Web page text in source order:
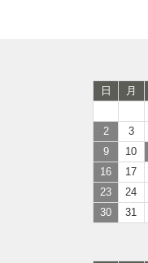
日 月
2
3
9
10
16
17
23
24
30
31